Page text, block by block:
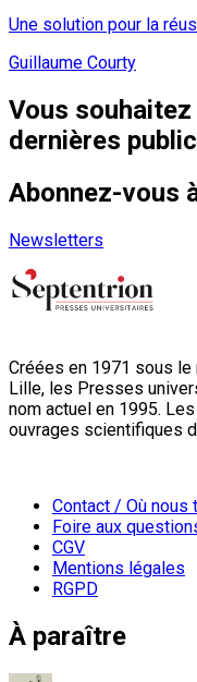
Une solution pour la
Guillaume Courty
Vous
dernières
Abonnez-vous
Newsletters
Créées en 1971 sous
Lille, les Presses
nom actuel en 1995.
ouvrages scientifiques
Contact / Où nous
Foire aux
CGV
Mentions légales
RGPD
À paraître